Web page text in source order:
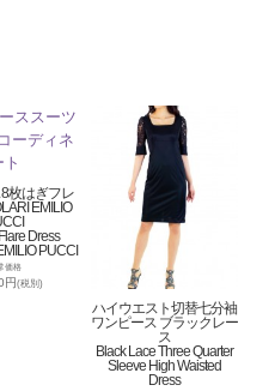
枚はぎフレ
EMILIO
Dress
PUCCI
価格
円(税別)
ハイウエスト切替七分袖
ワンピース ブラックレー
ス
Black Lace Three Quarter
Sleeve High Waisted
Dress